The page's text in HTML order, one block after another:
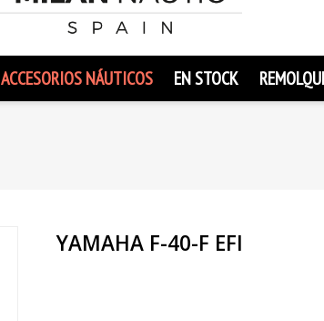
ACCESORIOS NÁUTICOS EN STOCK
YAMAHA F-40-F EFI